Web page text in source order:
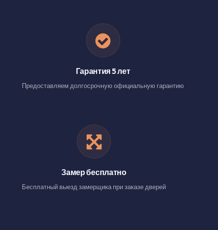
Гарантия 5 лет
Предоставляем долгосрочную официальную гарантию
Замер бесплатно
Бесплатный выезд замерщика при заказе дверей